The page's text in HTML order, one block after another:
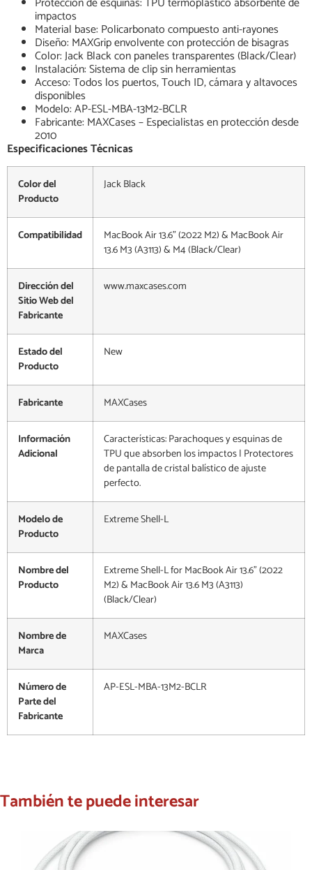
impactos
Material base: Policarbonato compuesto anti-rayones
Diseño: MAXGrip envolvente con protección de bisagras
Color: Jack Black con paneles transparentes (Black/Clear)
Instalación: Sistema de clip sin herramientas
Acceso: Todos los puertos, Touch ID, cámara y altavoces
disponibles
Modelo: AP-ESL-MBA-13M2-BCLR
Fabricante: MAXCases – Especialistas en protección desde
2010
Especificaciones Técnicas
Color del
Producto
Jack Black
Compatibilidad
MacBook Air 13.6" (2022 M2) & MacBook Air
13.6 M3 (A3113) & M4 (Black/Clear)
Dirección del
Sitio Web del
Fabricante
www.maxcases.com
Estado del
Producto
New
Fabricante MAXCases
Información
Adicional
Características: Parachoques y esquinas de
TPU que absorben los impactos | Protectores
de pantalla de cristal balístico de ajuste
perfecto.
Modelo de
Producto
Extreme Shell-L
Nombre del
Producto
Extreme Shell-L for MacBook Air 13.6" (2022
M2) & MacBook Air 13.6 M3 (A3113)
(Black/Clear)
Nombre de
Marca
MAXCases
Número de
Parte del
Fabricante
AP-ESL-MBA-13M2-BCLR
También te puede interesar